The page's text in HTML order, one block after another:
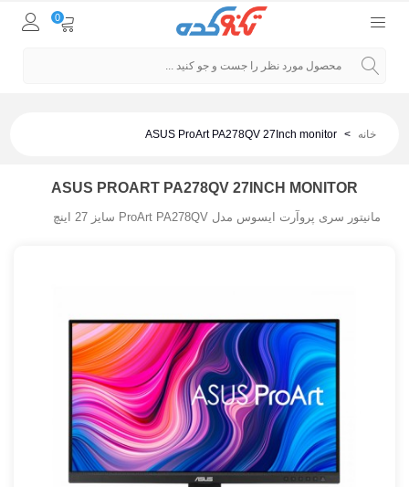
0
خانه >
ASUS ProArt PA278QV 27Inch monitor
ASUS PROART PA278QV 27INCH MONITOR
مانیتور سری پروآرت ایسوس مدل ProArt PA278QV سایز 27 اینچ